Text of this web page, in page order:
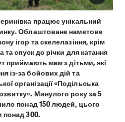
працює унікальний
Облаштоване наметове
ігор та скелелазіння, крім
та спуск до річки для катання
приймають мам з дітьми, які
із-за бойових дій та
організації «Подільська
Минулого року за 5
понад 150 людей, цього
понад 300.